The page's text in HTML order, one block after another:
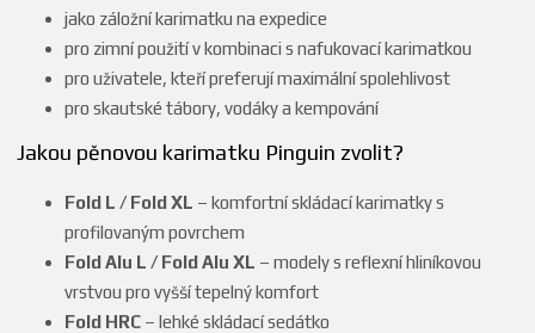
jako záložní karimatku na expedice
pro zimní použití v kombinaci s nafukovací karimatkou
pro uživatele, kteří preferují maximální spolehlivost
pro skautské tábory, vodáky a kempování
Jakou pěnovou karimatku Pinguin zvolit?
Fold L / Fold XL – komfortní skládací karimatky s
profilovaným povrchem
Fold Alu L / Fold Alu XL – modely s reflexní hliníkovou
vrstvou pro vyšší tepelný komfort
Fold HRC – lehké skládací sedátko